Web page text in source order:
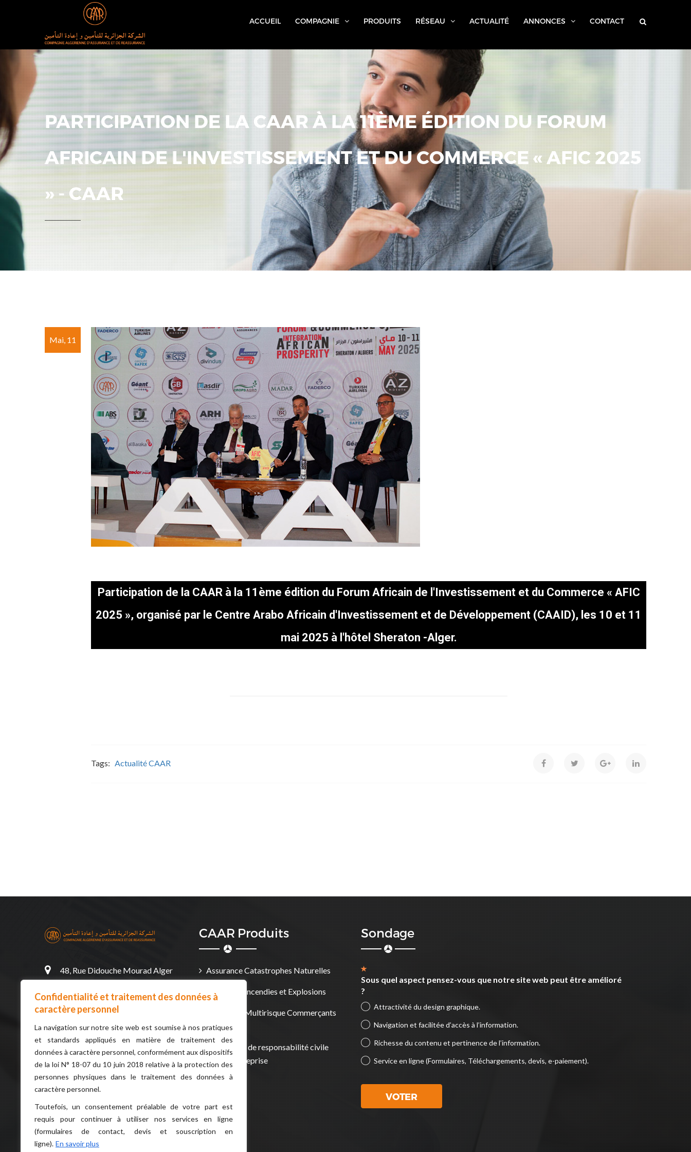
Confidentialité et traitement des données à
caractère personnel
La navigation sur notre site web est soumise à nos pratiques
et standards appliqués en matière de traitement des
données à caractère personnel, conformément aux dispositifs
de la loi N° 18-07 du 10 juin 2018 relative à la protection des
personnes physiques dans le traitement des données à
caractère personnel.
Toutefois, un consentement préalable de votre part est
requis pour continuer à utiliser nos services en ligne
(formulaires de contact, devis et souscription en
ligne). En savoir plus
ACCUEIL
COMPAGNIE PRODUITS RÉSEAU ACTUALITÉ ANNONCES CONTACT
PARTICIPATION DE LA CAAR À LA 11ÈME ÉDITION DU FORUM
AFRICAIN DE L'INVESTISSEMENT ET DU COMMERCE « AFIC 2025
» - CAAR
Mai, 11
Participation de la CAAR à la 11ème édition du Forum Africain de l'Investissement et du Commerce « AFIC
2025 », organisé par le Centre Arabo Africain d'Investissement et de Développement (CAAID), les 10 et 11
mai 2025 à l'hôtel Sheraton -Alger.
Tags: Actualité CAAR
48, Rue Didouche Mourad Alger
16000 Algérie
213 (0)21 63 20 72 ou 73 ou 88 ou
contact@caar.dz
CAAR Produits
Assurance Catastrophes Naturelles
Assurance Incendies et Explosions
Assurance Multirisque Commerçants
et Artisans
Assurances de responsabilité civile
du chef d’entreprise
Sondage
Sous quel aspect pensez-vous que notre site web peut être amélioré
?
Attractivité du design graphique.
Navigation et facilitée d’accès à l’information.
Richesse du contenu et pertinence de l’information.
Service en ligne (Formulaires, Téléchargements, devis, e-paiement).
VOTER
Confidentialité et traitement des
données à caractère personnel